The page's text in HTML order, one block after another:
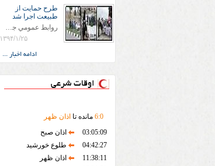
طرح حمايت از
طبيعت اجرا شد
روابط عمومي جمعيت هلال احمر سرخس جمعيت هلال احمر سرخس در روز طبيعت جوانان جمعيت هلال احمر سرخس در راستاي حفاظت و حمايت از محيط زيست با انگيزه داشتن طبيعت زيبا و بدون زباله و جهت فرهنگ سازي طرح حمايت از طبيعت را اجرا نمودند. اين طرح با رويكرد حمايتي و اموزشي در خصوص اشتي باطبيعت اجرا شد و در اين طرح 700 عدد كيسه زباله وبروشور در خروجي هاي شهر بين همشهريان و مسافرين نوروزي توزيع گرديد و در راه بازگشت كيسه هاي زباله توسط همشهريان به مامورين محترم شهرداري مستقر در ورودي شهر
۱۳۹۴/۱/۲۵
ادامه اخبار ...
اوقات شرعی
6:0 مانده تا اذان ظهر
03:05:09
اذان صبح
04:42:27
طلوع خورشید
11:38:11
اذان ظهر